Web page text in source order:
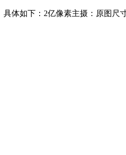
体如下：2亿像素主摄：原图尺